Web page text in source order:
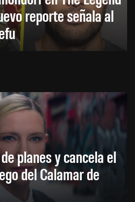
reporte señala al
planes y cancela el
del Calamar de